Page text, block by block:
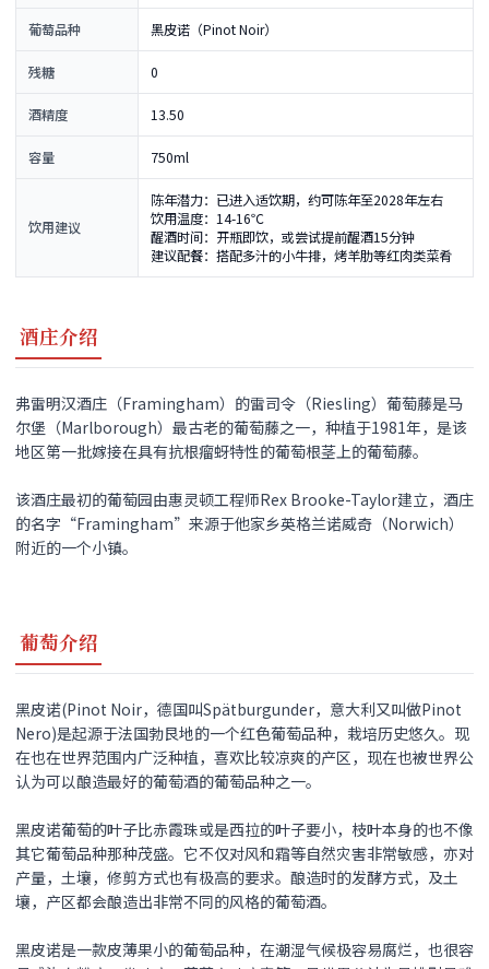
葡萄品种 黑皮诺（Pinot Noir）
残糖 0
酒精度 13.50
容量 750ml
饮用建议
陈年潜力：已进入适饮期，约可陈年至2028年左右
饮用温度：14-16℃
醒酒时间：开瓶即饮，或尝试提前醒酒15分钟
建议配餐：搭配多汁的小牛排，烤羊肋等红肉类菜肴
酒庄介绍
弗雷明汉酒庄（Framingham）的雷司令（Riesling）葡萄藤是马
尔堡（Marlborough）最古老的葡萄藤之一，种植于1981年，是该
地区第一批嫁接在具有抗根瘤蚜特性的葡萄根茎上的葡萄藤。
该酒庄最初的葡萄园由惠灵顿工程师Rex Brooke-Taylor建立，酒庄
的名字“Framingham”来源于他家乡英格兰诺威奇（Norwich）
附近的一个小镇。
葡萄介绍
黑皮诺(Pinot Noir，德国叫Spätburgunder，意大利又叫做Pinot
Nero)是起源于法国勃艮地的一个红色葡萄品种，栽培历史悠久。现
在也在世界范围内广泛种植，喜欢比较凉爽的产区，现在也被世界公
认为可以酿造最好的葡萄酒的葡萄品种之一。
黑皮诺葡萄的叶子比赤霞珠或是西拉的叶子要小，枝叶本身的也不像
其它葡萄品种那种茂盛。它不仅对风和霜等自然灾害非常敏感，亦对
产量，土壤，修剪方式也有极高的要求。酿造时的发酵方式，及土
壤，产区都会酿造出非常不同的风格的葡萄酒。
黑皮诺是一款皮薄果小的葡萄品种，在潮湿气候极容易腐烂，也很容